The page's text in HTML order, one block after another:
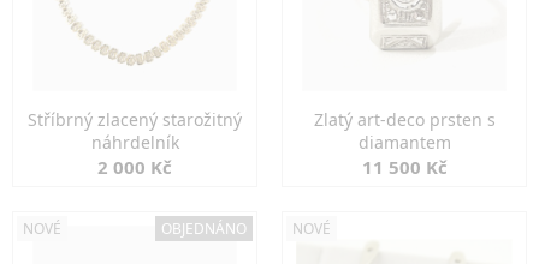
Stříbrný zlacený starožitný
náhrdelník
2 000 Kč
Zlatý art-deco prsten s
diamantem
11 500 Kč
NOVÉ OBJEDNÁNO NOVÉ